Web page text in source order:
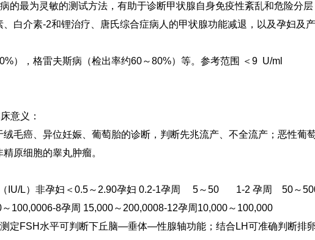
的最为灵敏的测试方法，有助于诊断甲状腺自身免疫性紊乱和危险分
白介素-2和锂治疗、唐氏综合症病人的甲状腺功能减退，以及孕妇及
），格雷夫斯病（检出率约60～80%）等。 参考范围 ＜9 U/ml
意义：
毛癌、异位妊娠、葡萄胎的诊断，判断先兆流产、不全流产；恶性葡
原细胞的睾丸肿瘤。
IU/L） 非孕妇＜0.5～2.90孕妇 0.2-1孕周 5～50 1-2 孕周 50～
100,0006-8孕周 15,000～200,0008-12孕周10,000～100,000
测定FSH水平可判断下丘脑—垂体—性腺轴功能；结合LH可准确判断排卵